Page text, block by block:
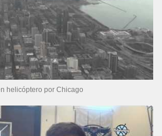
helicóptero por Chicago